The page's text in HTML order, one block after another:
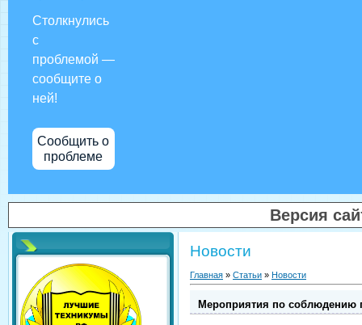
Столкнулись
с
проблемой —
сообщите о
ней!
Сообщить о
проблеме
Версия
Новости
Главная » Статьи » Новости
Мероприятия по соблюдению